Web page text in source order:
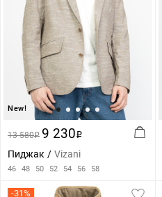
New!
13 580i 9 230i
Пиджак Vizani
46 48 50 52 54 56 58
-31%